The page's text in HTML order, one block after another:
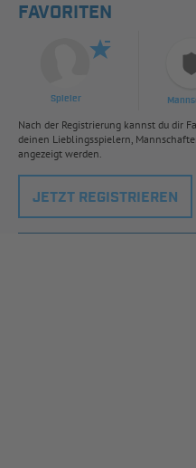
FAVORITEN
Spieler
Nach der Registrierung kannst du dir
deinen Lieblingsspielern,
angezeigt werden.
JETZT REGISTRIEREN